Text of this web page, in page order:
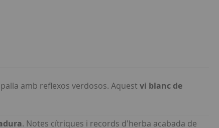
amb reflexos verdosos. Aquest vi blanc de
. Notes cítriques i records d'herba acabada de